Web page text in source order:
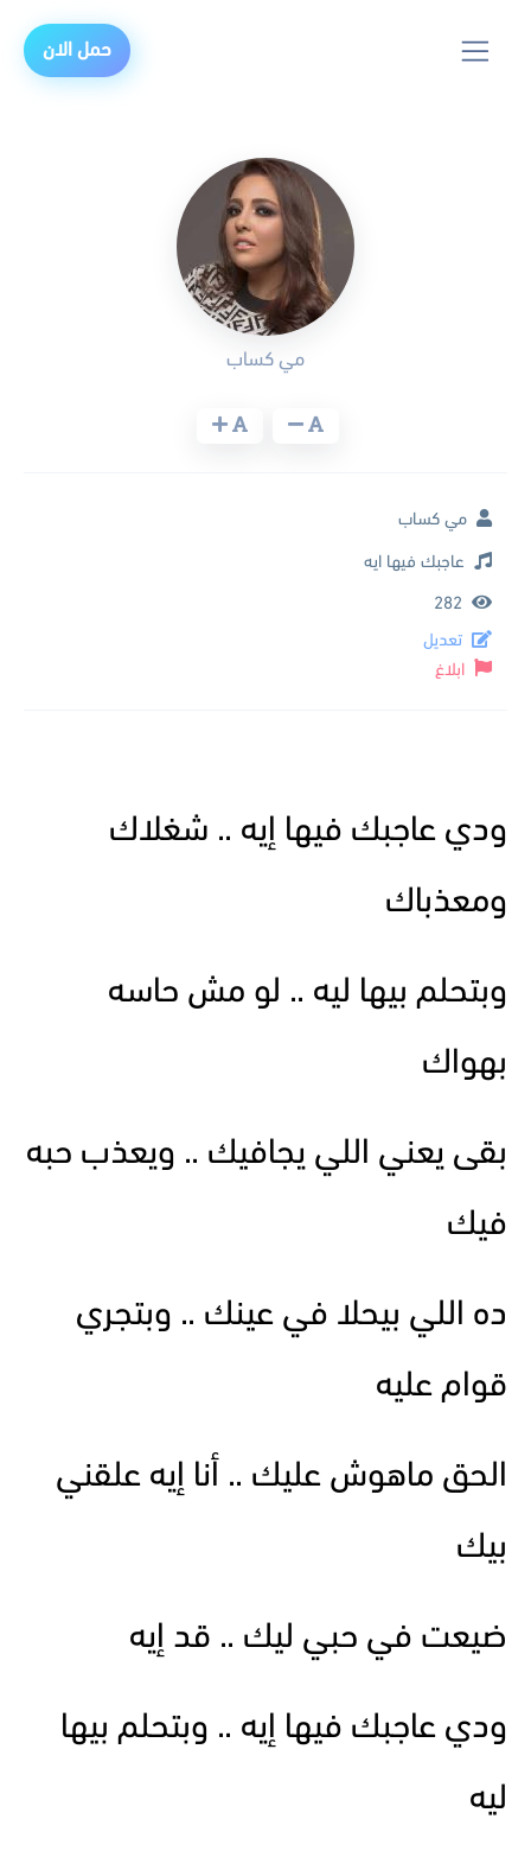
حمل الان
ودي عاجبك فيها إيه .. شغلاك
ومعذباك
وبتحلم بيها ليه .. لو مش حاسه
بهواك
بقى يعني اللي يجافيك .. ويعذب حبه
فيك
ده اللي بيحلا في عينك .. وبتجري
قوام عليه
الحق ماهوش عليك .. أنا إيه علقني
بيك
ضيعت في حبي ليك .. قد إيه
ودي عاجبك فيها إيه .. وبتحلم بيها
ليه
مي كساب
مي كساب
عاجبك فيها ايه
282
تعديل
ابلاغ